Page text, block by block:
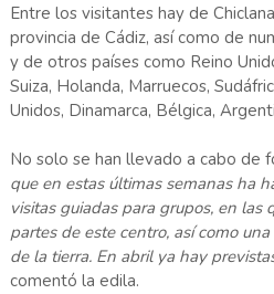
Entre los visitantes hay de
provincia de Cádiz, así como de
y de otros países como Reino
Suiza, Holanda, Marruecos,
Unidos, Dinamarca, Bélgica,
No solo se han llevado a cabo de
que en estas últimas semanas ha
visitas guiadas para grupos, en las
partes de este centro, así como
de la tierra. En abril ya hay
comentó la edila.